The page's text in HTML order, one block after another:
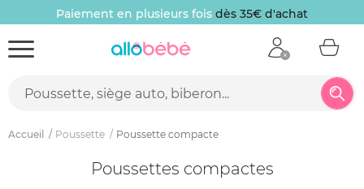
Paiement en plusieurs fois dès 35€ d'achat
Accueil Poussette Poussette compacte
Poussettes compactes